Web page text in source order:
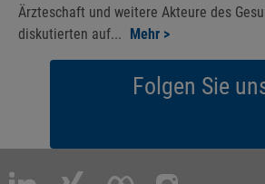
Ärzteschaft und weitere Akteure des
diskutierten auf... Mehr >
Folgen Sie